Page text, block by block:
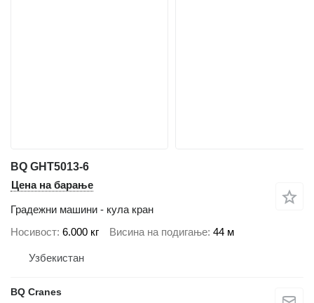
BQ GHT5013-6
Цена на барање
Градежни машини - кула кран
Носивост 6.000 кг Висина на подигање 44 м
Узбекистан
BQ Cranes